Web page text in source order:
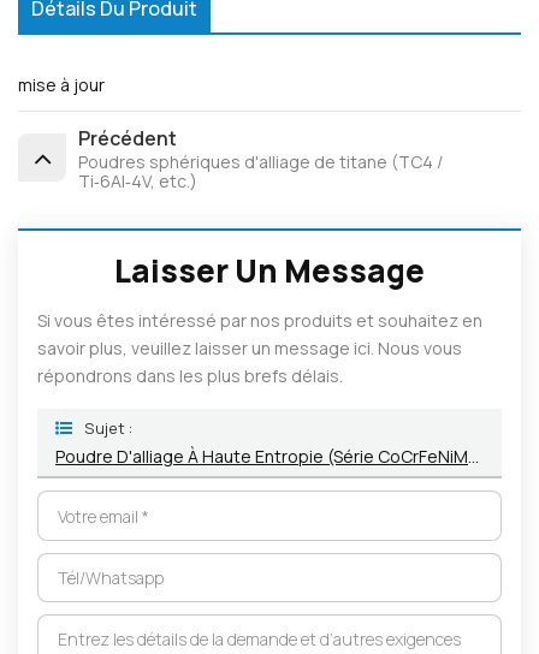
Détails Du Produit
mise à jour
Précédent
Poudres sphériques d'alliage de titane (TC4 /
Ti‑6Al‑4V, etc.)
Laisser Un Message
Si vous êtes intéressé par nos produits et souhaitez en
savoir plus, veuillez laisser un message ici. Nous vous
répondrons dans les plus brefs délais.
Sujet :
Poudre D'alliage À Haute Entropie (série CoCrFeNiMn, Etc.)